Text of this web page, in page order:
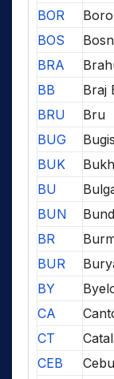
BOR
BOS
BRA
BB
Braj
BRU
Bru
BUG
BUK
BU
BUN
BR
BUR
BY
CA
CT
CEB